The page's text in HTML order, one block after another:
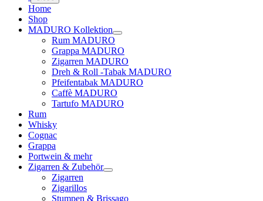
Home
Shop
MADURO Kollektion
Rum MADURO
Grappa MADURO
Zigarren MADURO
Dreh & Roll -Tabak MADURO
Pfeifentabak MADURO
Caffè MADURO
Tartufo MADURO
Rum
Whisky
Cognac
Grappa
Portwein & mehr
Zigarren & Zubehör
Zigarren
Zigarillos
Stumpen & Brissago